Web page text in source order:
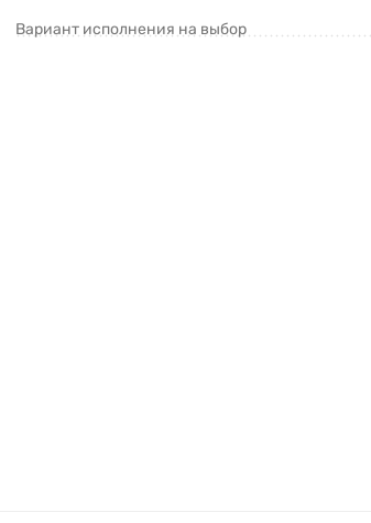
Вариант исполнения на выбор